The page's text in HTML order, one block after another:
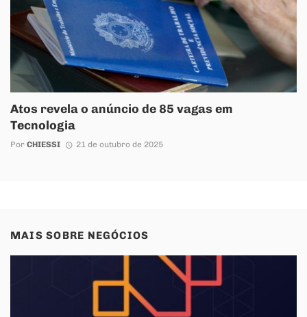
Atos revela o anúncio de 85 vagas em
Tecnologia
Por CHIESSI 21 de outubro de 2025
MAIS SOBRE NEGÓCIOS